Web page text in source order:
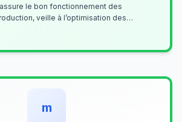
le bon fonctionnement des
veille à l’optimisation des
m